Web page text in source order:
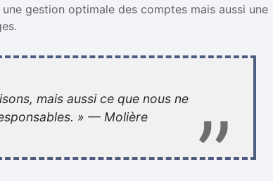
gestion optimale des comptes mais aussi une
mais aussi ce que nous ne
» — Molière